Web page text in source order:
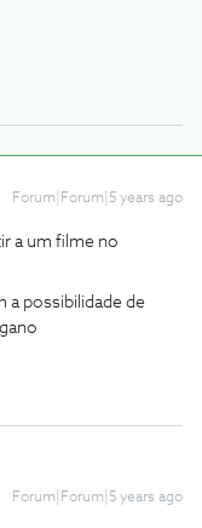
Forum|Forum|5 years ago
a um filme no
a possibilidade de
Forum|Forum|5 years ago